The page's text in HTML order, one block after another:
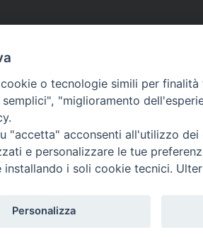
Tel.
mail:
- 2025 Caritas Arcidiocesi di
o tecnologie simili per
"miglioramento
"accetta" acconsenti all'utilizzo
e personalizzare le tue
installando i soli cookie tecnici.
Personalizza